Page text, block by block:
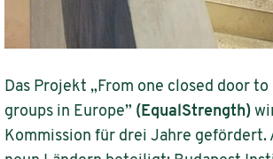
Das Projekt „From one closed door
groups in Europe” (EqualStrength)
Kommission für drei Jahre